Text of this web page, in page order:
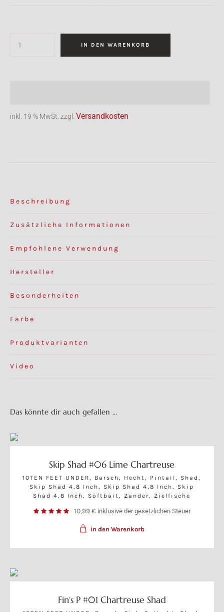
IN DEN WARENKORB
inkl. 19 % MwSt. zzgl. Versandkosten
Beschreibung
Zusätzliche Informationen
Empfohlene Verwendung
Hersteller
Besonderheiten
Farbe
Produktvarianten
Video
Das könnte dir auch gefallen …
Skip Shad #06 Lime Chartreuse
10TEN FEET UNDER, Barsch, Hecht, Pintail, Shad,
Skip Shad 4,8 Inch, Skip Shad 4,8 Inch, Skip
Shad 4,8 Inch, Softbait,Zander,Zielfische
10,99 € inklusive der gesetzlichen Steuer
in den Warenkorb
Fin‘s P #01 Chartreuse Shad